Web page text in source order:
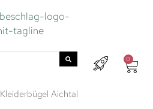
0
Kleiderbügel Aichtal